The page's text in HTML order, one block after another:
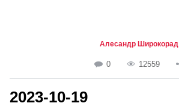
Алесандр Широкорад
0 12559
2023-10-19